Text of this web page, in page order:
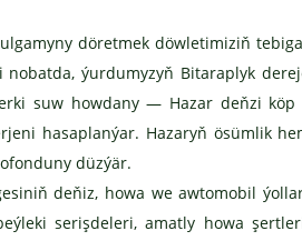
döretmek döwletimiziň
ýurdumyzyň Bitaraplyk
suw howdany — Hazar deňzi
hasaplanýar. Hazaryň ösümlik
düzýär.
deňiz, howa we awtomobil
serişdeleri, amatly howa